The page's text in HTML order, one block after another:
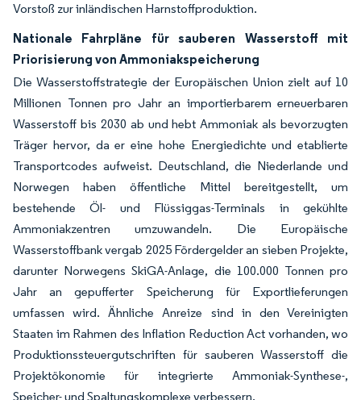
Vorstoß zur inländischen Harnstoffproduktion.
Nationale Fahrpläne für sauberen Wasserstoff mit
Priorisierung von Ammoniakspeicherung
Die Wasserstoffstrategie der Europäischen Union zielt auf 10
Millionen Tonnen pro Jahr an importierbarem erneuerbaren
Wasserstoff bis 2030 ab und hebt Ammoniak als bevorzugten
Träger hervor, da er eine hohe Energiedichte und etablierte
Transportcodes aufweist. Deutschland, die Niederlande und
Norwegen haben öffentliche Mittel bereitgestellt, um
bestehende Öl- und Flüssiggas-Terminals in gekühlte
Ammoniakzentren umzuwandeln. Die Europäische
Wasserstoffbank vergab 2025 Fördergelder an sieben Projekte,
darunter Norwegens SkiGA-Anlage, die 100.000 Tonnen pro
Jahr an gepufferter Speicherung für Exportlieferungen
umfassen wird. Ähnliche Anreize sind in den Vereinigten
Staaten im Rahmen des Inflation Reduction Act vorhanden, wo
Produktionssteuergutschriften für sauberen Wasserstoff die
Projektökonomie für integrierte Ammoniak-Synthese-,
Speicher- und Spaltungskomplexe verbessern.